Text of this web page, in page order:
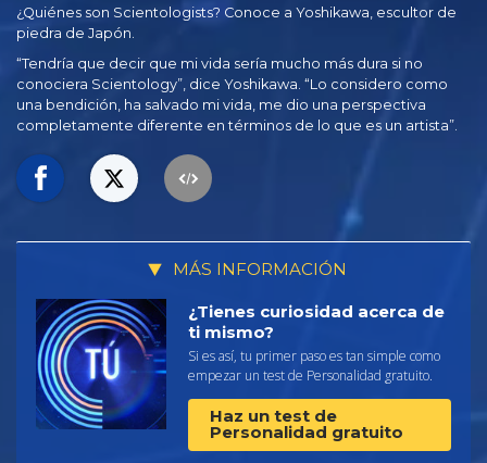
¿Quiénes son Scientologists? Conoce a Yoshikawa, escultor de
piedra de Japón.
“Tendría que decir que mi vida sería mucho más dura si no
conociera Scientology”, dice Yoshikawa. “Lo considero como
una bendición, ha salvado mi vida, me dio una perspectiva
completamente diferente en términos de lo que es un artista”.
MÁS INFORMACIÓN
¿Tienes curiosidad acerca de
ti mismo?
Si es así, tu primer paso es tan simple como
empezar un test de Personalidad gratuito.
Haz un test de
Personalidad gratuito